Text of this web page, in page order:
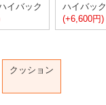
イバック
ハイバック
(+6,600円)
クッション